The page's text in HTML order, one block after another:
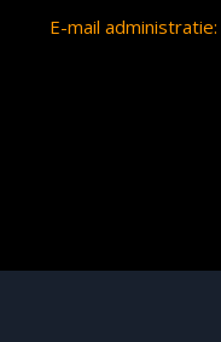
E-mail administratie: